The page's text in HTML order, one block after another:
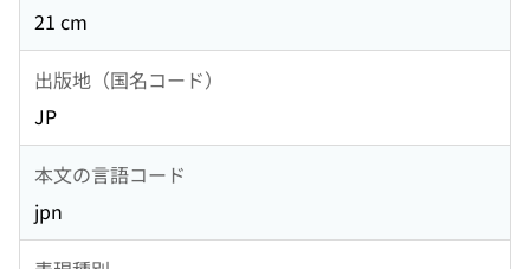
21 cm
出版地（国名コード）
JP
本文の言語コード
jpn